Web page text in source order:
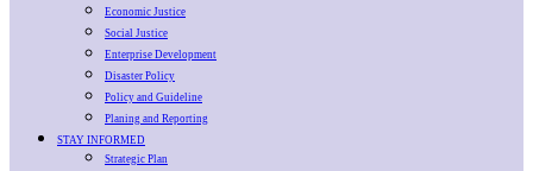
Economic Justice
Social Justice
Enterprise Development
Disaster Policy
Policy and Guideline
Planing and Reporting
STAY INFORMED
Strategic Plan